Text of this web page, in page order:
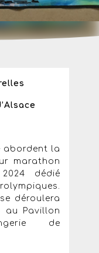
abordent la
marathon
dédié
déroulera
au Pavillon
de